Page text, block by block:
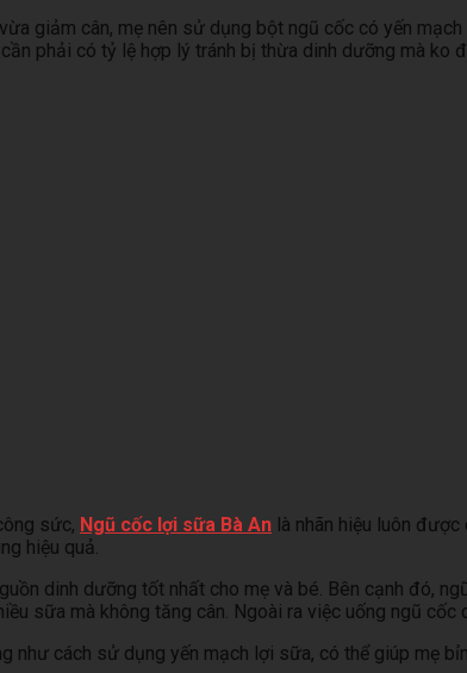
giảm cân, mẹ nên sử dụng bột ngũ cốc có yến
phải có tỷ lệ hợp lý tránh bị thừa dinh dưỡng mà ko
sức, Ngũ cốc lợi sữa Bà An là nhãn hiệu luôn
hiệu quả.
dinh dưỡng tốt nhất cho mẹ và bé. Bên cạnh đó,
sữa mà không tăng cân. Ngoài ra việc uống ngũ
như cách sử dụng yến mạch lợi sữa, có thể giúp mẹ